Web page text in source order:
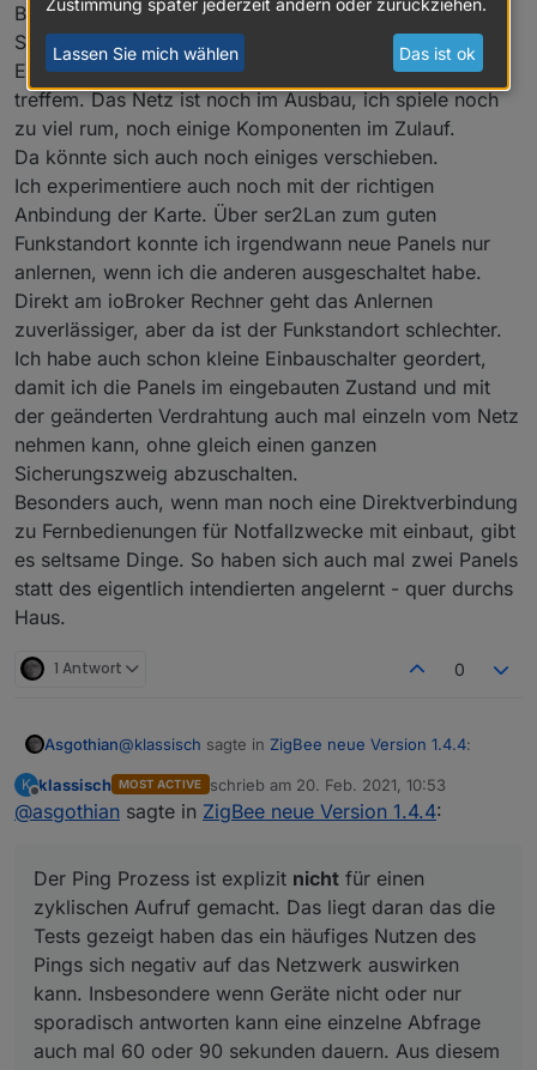
guter Verbindung sind pausen von 50 bis 100 ms
ausreichend um beliebig viele 'Requests' an ein
Gerät zu senden. Da die wenigsten
"Parametervektoren" bei Leuchten mehr als 3
Datenpunkte haben (Helligkeit, Farbe (oder
Farbtemperatur), on/off Status) sollte auch ein
senden ohne Verzögerung problemlos sein.
Bei mir haben sich delayy im Bereich 0.1 bis 0.5
Sekunden bewährt.
Eine abschließende Aussage möchte ich noch nicht
treffem. Das Netz ist noch im Ausbau, ich spiele noch
zu viel rum, noch einige Komponenten im Zulauf.
Da könnte sich auch noch einiges verschieben.
Ich experimentiere auch noch mit der richtigen
Anbindung der Karte. Über ser2Lan zum guten
Funkstandort konnte ich irgendwann neue Panels nur
anlernen, wenn ich die anderen ausgeschaltet habe.
Direkt am ioBroker Rechner geht das Anlernen
zuverlässiger, aber da ist der Funkstandort schlechter.
Ich habe auch schon kleine Einbauschalter geordert,
damit ich die Panels im eingebauten Zustand und mit
der geänderten Verdrahtung auch mal einzeln vom Netz
nehmen kann, ohne gleich einen ganzen
Sicherungszweig abzuschalten.
Besonders auch, wenn man noch eine Direktverbindung
zu Fernbedienungen für Notfallzwecke mit einbaut, gibt
es seltsame Dinge. So haben sich auch mal zwei Panels
statt des eigentlich intendierten angelernt - quer durchs
Haus.
1 Antwort 0
Asgothian@klassisch sagte in ZigBee neue Version 1.4.4:
Ich habe noch nicht den richtigen Umgang mit
zyklischen Aufruf gemacht. Das liegt daran das die
Tests gezeigt haben das ein häufiges Nutzen des
Pings sich negativ auf das Netzwerk auswirken
kann. Insbesondere wenn Geräte nicht oder nur
sporadisch antworten kann eine einzelne Abfrage
auch mal 60 oder 90 sekunden dauern. Aus diesem
eine zu häufige Benutzung blockiert.
Das erkennen des aktuellen Standes und
wiederherstellen sollte auf Basis der im ioBroker
hinterlegten States erfolgen und keine Anfrage am
Gerät über den aktuellen Status benötigen.
@klassischsagte inZigBee neue Version 1.4.4:
BWM Event oder einem timeout schicke ich die
Floalt auf eine langsame ramp down.
Da musst du schon mehr Details heraus geben. =>
K
Offline
klassisch MOST ACTIVE schrieb am 20. Feb. 2021, 10:53
zuletzt editiert von
@asgothian sagte in ZigBee neue Version 1.4.4:
Der Ping Prozess ist explizit nicht für einen
zyklischen Aufruf gemacht. Das liegt daran das die
Tests gezeigt haben das ein häufiges Nutzen des
Pings sich negativ auf das Netzwerk auswirken
kann. Insbesondere wenn Geräte nicht oder nur
sporadisch antworten kann eine einzelne Abfrage
auch mal 60 oder 90 sekunden dauern. Aus diesem
Zustimmung später jederzeit ändern oder zurückziehen.
Lassen Sie mich wählen Das ist ok